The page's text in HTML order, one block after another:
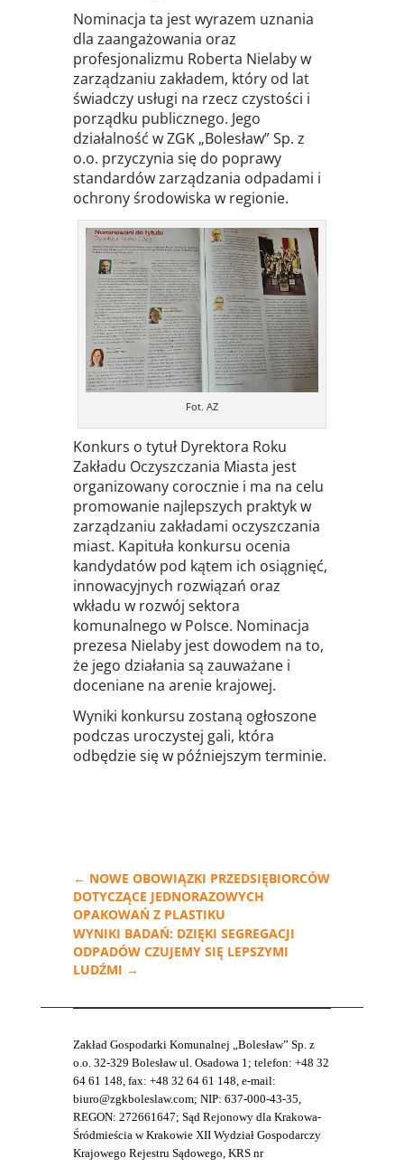
Nominacja ta jest wyrazem uznania
dla zaangażowania oraz
profesjonalizmu Roberta Nielaby w
zarządzaniu zakładem, który od lat
świadczy usługi na rzecz czystości i
porządku publicznego. Jego
działalność w ZGK „Bolesław” Sp. z
o.o. przyczynia się do poprawy
standardów zarządzania odpadami i
ochrony środowiska w regionie.
Fot. AZ
Konkurs o tytuł Dyrektora Roku
Zakładu Oczyszczania Miasta jest
organizowany corocznie i ma na celu
promowanie najlepszych praktyk w
zarządzaniu zakładami oczyszczania
miast. Kapituła konkursu ocenia
kandydatów pod kątem ich osiągnięć,
innowacyjnych rozwiązań oraz
wkładu w rozwój sektora
komunalnego w Polsce. Nominacja
prezesa Nielaby jest dowodem na to,
że jego działania są zauważane i
doceniane na arenie krajowej.
Wyniki konkursu zostaną ogłoszone
podczas uroczystej gali, która
odbędzie się w późniejszym terminie.
← NOWE OBOWIĄZKI PRZEDSIĘBIORCÓW
DOTYCZĄCE JEDNORAZOWYCH
OPAKOWAŃ Z PLASTIKU
WYNIKI BADAŃ: DZIĘKI SEGREGACJI
ODPADÓW CZUJEMY SIĘ LEPSZYMI
LUDŹMI →
Zakład Gospodarki Komunalnej „Bolesław” Sp. z
o.o. 32-329 Bolesław ul. Osadowa 1; telefon: +48 32
64 61 148, fax: +48 32 64 61 148, e-mail:
biuro@zgkboleslaw.com; NIP: 637-000-43-35,
REGON: 272661647; Sąd Rejonowy dla Krakowa-
Śródmieścia w Krakowie XII Wydział Gospodarczy
Krajowego Rejestru Sądowego, KRS nr